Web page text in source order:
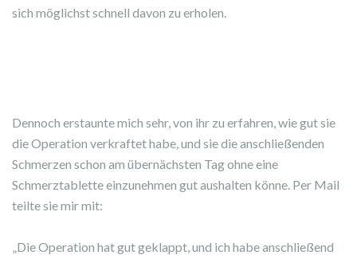
sich möglichst schnell davon zu erholen.
Dennoch erstaunte mich sehr, von ihr zu erfahren, wie gut sie
die Operation verkraftet habe, und sie die anschließenden
Schmerzen schon am übernächsten Tag ohne eine
Schmerztablette einzunehmen gut aushalten könne. Per Mail
teilte sie mir mit:
„Die Operation hat gut geklappt, und ich habe anschließend